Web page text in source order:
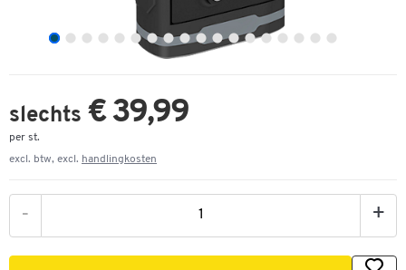
slechts € 39,99
per st.
excl. btw, excl. handlingkosten
- +